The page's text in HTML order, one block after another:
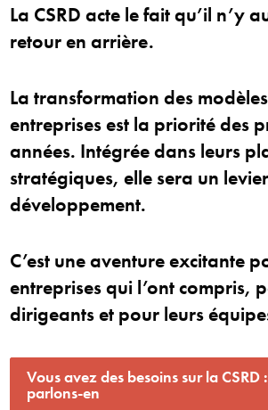
La CSRD acte le fait qu’il n’y
retour en arrière.
La transformation des
entreprises est la priorité des
années. Intégrée dans leurs
stratégiques, elle sera un
développement.
C’est une aventure excitante
entreprises qui l’ont compris,
dirigeants et pour leurs
Vous avez des besoins sur la CSRD :
parlons-en